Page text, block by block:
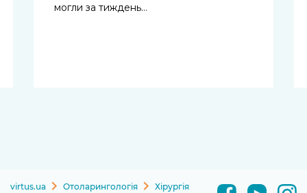
могли за тиждень…
virtus.ua Отоларингологія
Хірургія